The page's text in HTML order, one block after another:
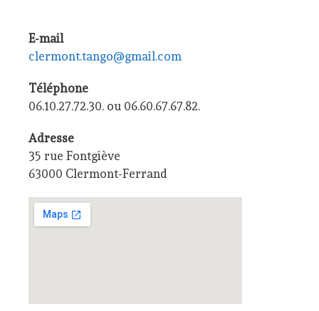
E-mail
clermont.tango@gmail.com
Téléphone
06.10.27.72.30. ou 06.60.67.67.82.
Adresse
35 rue Fontgiève
63000 Clermont-Ferrand